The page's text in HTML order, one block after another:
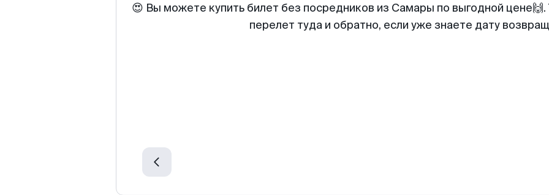
😍 Вы можете купить билет без посредников из Самары по выгодной
перелет туда и обратно, если уже знаете дату